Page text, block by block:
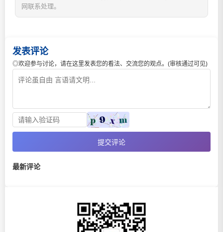
网联系处理。
发表评论
◎欢迎参与讨论，请在这里发表您的看法、交流您的观点。(审核通过可见)
提交评论
最新评论